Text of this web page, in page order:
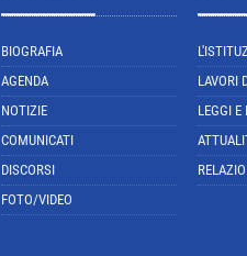
BIOGRAFIA
AGENDA
NOTIZIE
COMUNICATI
DISCORSI
FOTO/VIDEO
LAVORI
LEGGI E